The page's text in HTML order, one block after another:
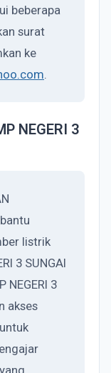
beberapa
surat
ke
.
NEGERI 3
listrik
3 SUNGAI
NEGERI 3
akses